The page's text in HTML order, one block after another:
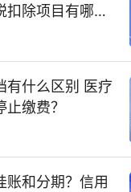
扣除项目有哪
有什么区别 医疗
缴费？
账和分期？信用